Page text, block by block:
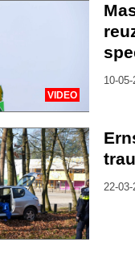
VIDEO
10-
22-